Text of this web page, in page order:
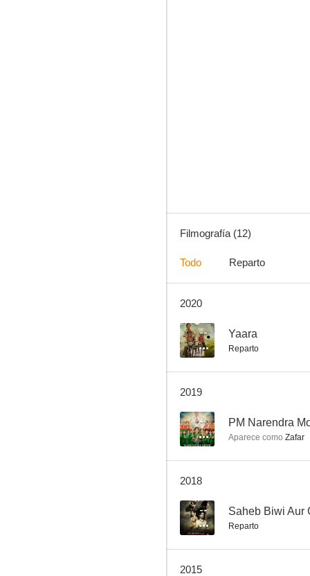
Filmografía (12)
Todo Reparto
2020
-- Yaara
Reparto
2019
-- PM Narendra
Aparece como Zafar
2018
-- Saheb Biwi Aur
Reparto
2015